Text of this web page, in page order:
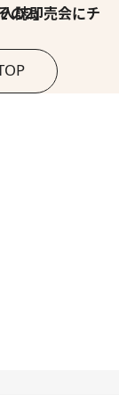
レンジ その2」